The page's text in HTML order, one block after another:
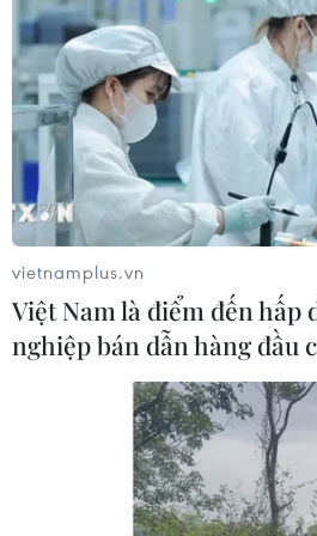
Vượt lên di chứng chất độc da
chàng trai Đồng Tháp tự tin
cuộc đời
08/08/2026 06:00
Dắt chó đi dạo không đúng
định, bị phạt đến 2 triệu đồng?
08/08/2026 04:16
Thổ Nhĩ Kỳ tăng cường truy
bắt giữ hơn 100 nghi phạm
07/08/2026 14:55
vietnamplus.vn
Việt Nam là điểm đến hấp
nghiệp bán dẫn hàng đầu